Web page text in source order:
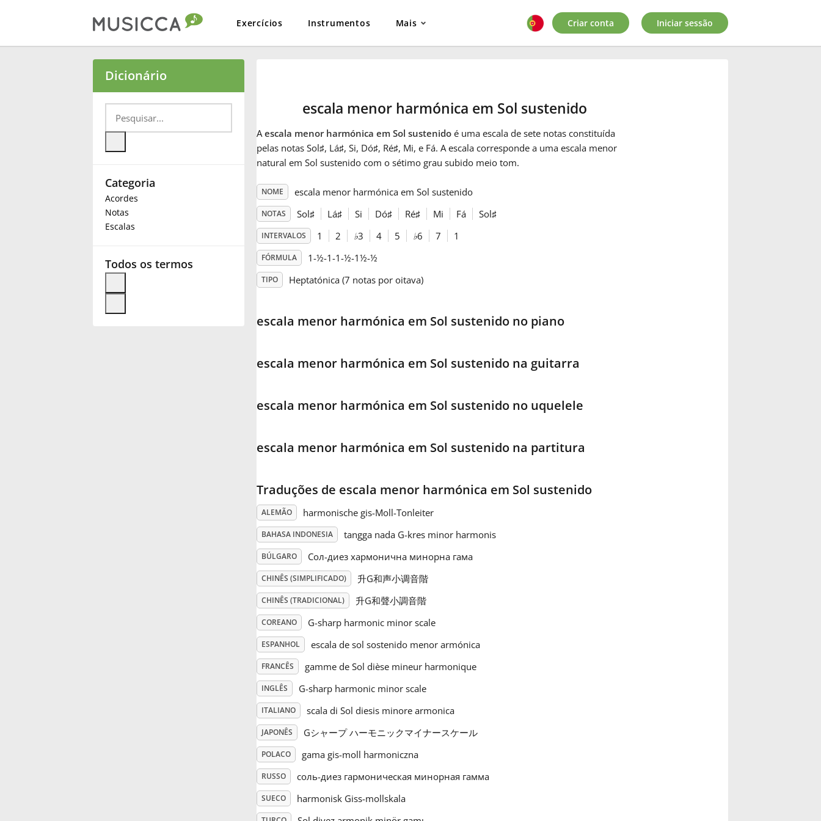
Exercícios Instrumentos Mais
Български
Deutsch
Français
Criar conta Iniciar sessão
Dicionário
Categoria
Acordes
Notas
Escalas
Todos os termos
escala menor harmónica em Sol sustenido
Aescala menor harmónica em Sol sustenidoé uma escala de sete notas constituída
pelas notas Sol♯, Lá♯, Si, Dó♯, Ré♯, Mi, e Fá. A escala corresponde a uma escala menor
natural em Sol sustenido com o sétimo grau subido meio tom.
NOME escala menor harmónica em Sol sustenido
NOTAS Sol♯ Lá♯ Si Dó♯ Ré♯ Mi Fá Sol♯
INTERVALOS 1 2 ♭3 4 5 ♭6 7 1
FÓRMULA 1-½-1-1-½-1½-½
TIPO Heptatónica (7 notas por oitava)
escala menor harmónica em Sol sustenido no piano
escala menor harmónica em Sol sustenido na guitarra
escala menor harmónica em Sol sustenido no uquelele
escala menor harmónica em Sol sustenido na partitura
Traduções de escala menor harmónica em Sol sustenido
ALEMÃO harmonische gis-Moll-Tonleiter
BAHASA INDONESIA tangga nada G-kres minor harmonis
BÚLGARO Сол-диез хармонична минорна гама
CHINÊS (SIMPLIFICADO) 升G和声小调音階
CHINÊS (TRADICIONAL) 升G和聲小調音階
COREANO G-sharp harmonic minor scale
ESPANHOL escala de sol sostenido menor armónica
FRANCÊS gamme de Sol dièse mineur harmonique
INGLÊS G-sharp harmonic minor scale
ITALIANO scala di Sol diesis minore armonica
JAPONÊS Gシャープ ハーモニックマイナースケール
POLACO gama gis-moll harmoniczna
RUSSO соль-диез гармоническая минорная гамма
SUECO harmonisk Giss-mollskala